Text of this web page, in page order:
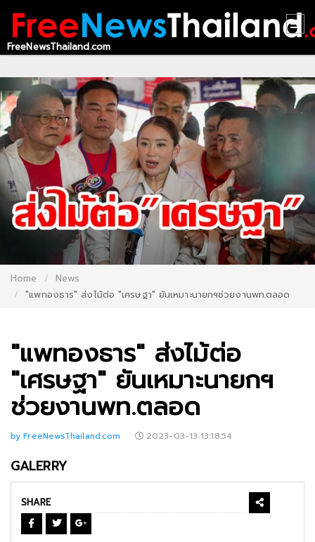
HOME
CONTACT
US
ABOUT
US
RECOMMEND
NEWS
REGISTER
FreeNewsThailand.com
Home
News
"แพทองธาร" ส่งไม้ต่อ "เศรษฐา" ยันเหมาะนายกฯช่วยงานพท.ตลอด
"แพทองธาร" ส่งไม้ต่อ
"เศรษฐา" ยันเหมาะนายกฯ
ช่วยงานพท.ตลอด
by FreeNewsThailand.com 2023-03-13 13:18:54
GALERRY
SHARE